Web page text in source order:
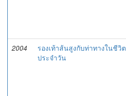
2004
รองเท้าส้นสูงกับท่าทางในชีวิต
ประจำวัน